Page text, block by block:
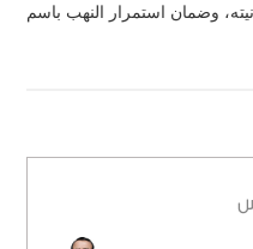
وضمان استمرار النهب باسم